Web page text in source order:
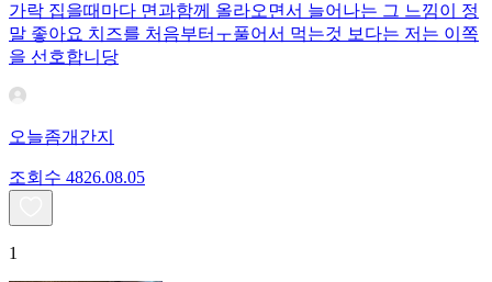
가락 집을때마다 면과함께 올라오면서 늘어나는 그 느낌이 정
말 좋아요 치즈를 처음부터ㅜ풀어서 먹는것 보다는 저는 이쪽
을 선호합니당
오늘좀개간지
조회수 4826.08.05
1